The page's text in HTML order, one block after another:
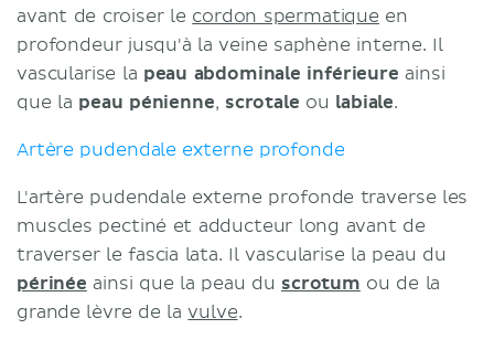
avant de croiser le cordon spermatique en
profondeur jusqu'à la veine saphène interne. Il
vascularise la peau abdominale inférieure ainsi
que la peau pénienne, scrotale ou labiale.
Artère pudendale externe profonde
L'artère pudendale externe profonde traverse les
muscles pectiné et adducteur long avant de
traverser le fascia lata. Il vascularise la peau du
périnée ainsi que la peau du scrotum ou de la
grande lèvre de lavulve.